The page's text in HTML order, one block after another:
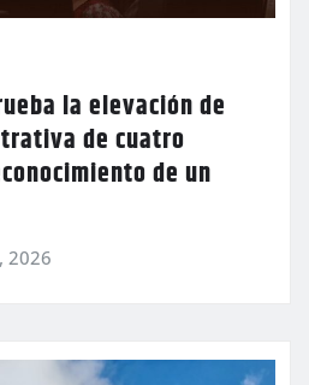
la elevación de
de cuatro
de un
2026